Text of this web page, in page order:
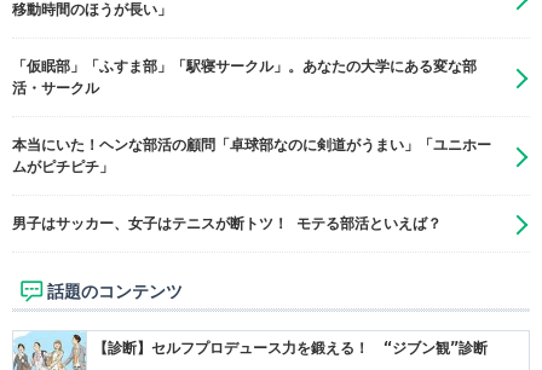
移動時間のほうが長い」
「仮眠部」「ふすま部」「駅寝サークル」。あなたの大学にある変な部
活・サークル
本当にいた！ヘンな部活の顧問「卓球部なのに剣道がうまい」「ユニホー
ムがピチピチ」
男子はサッカー、女子はテニスが断トツ！ モテる部活といえば？
話題のコンテンツ
【診断】セルフプロデュース力を鍛える！ “ジブン観”診断